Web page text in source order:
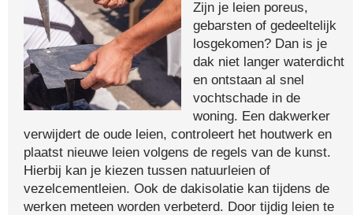
Zijn je leien poreus,
gebarsten of gedeeltelijk
losgekomen? Dan is je
dak niet langer waterdicht
en ontstaan al snel
vochtschade in de
woning. Een dakwerker
verwijdert de oude leien, controleert het houtwerk en
plaatst nieuwe leien volgens de regels van de kunst.
Hierbij kan je kiezen tussen natuurleien of
vezelcementleien. Ook de dakisolatie kan tijdens de
werken meteen worden verbeterd. Door tijdig leien te